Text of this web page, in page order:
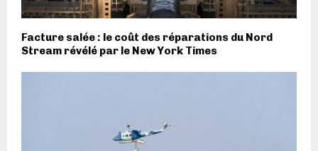
Facture salée : le coût des réparations du Nord
Stream révélé par le New York Times